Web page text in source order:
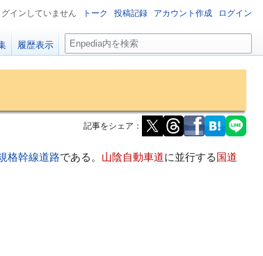
記事をシェア：
格幹線道路である。 山陰自動車道に並行する国道
グインしていません トーク 投稿記録 アカウント作成 ログイン
履歴表示
検
索